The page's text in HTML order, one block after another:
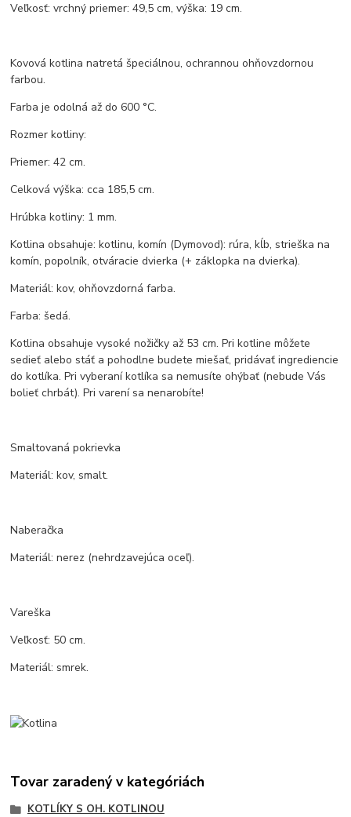
Veľkosť: vrchný priemer: 49,5 cm, výška: 19 cm.
Kovová kotlina natretá špeciálnou, ochrannou ohňovzdornou
farbou.
Farba je odolná až do 600 °C.
Rozmer kotliny:
Priemer: 42 cm.
Celková výška: cca 185,5 cm.
Hrúbka kotliny: 1 mm.
Kotlina obsahuje: kotlinu, komín (Dymovod): rúra, kĺb, strieška na
komín, popolník, otváracie dvierka (+ záklopka na dvierka).
Materiál: kov, ohňovzdorná farba.
Farba: šedá.
Kotlina obsahuje vysoké nožičky až 53 cm. Pri kotline môžete
sedieť alebo stáť a pohodlne budete miešať, pridávať ingrediencie
do kotlíka. Pri vyberaní kotlíka sa nemusíte ohýbať (nebude Vás
bolieť chrbát). Pri varení sa nenarobíte!
Smaltovaná pokrievka
Materiál: kov, smalt.
Naberačka
Materiál: nerez (nehrdzavejúca oceľ).
Vareška
Veľkosť: 50 cm.
Materiál: smrek.
Tovar zaradený v kategóriách
KOTLÍKY S OH. KOTLINOU